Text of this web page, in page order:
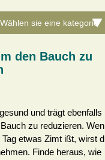
den Bauch zu
und trägt ebenfalls
zu reduzieren.
Tag etwas Zimt ißt, wirst
Finde heraus, wie